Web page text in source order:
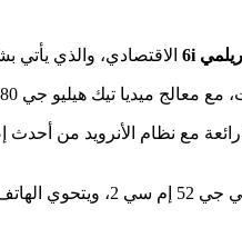
ريلمي 6i الاقتصادي، والذي